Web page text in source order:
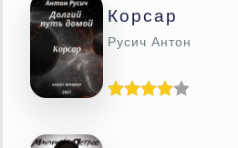
Корсар
Русич Антон